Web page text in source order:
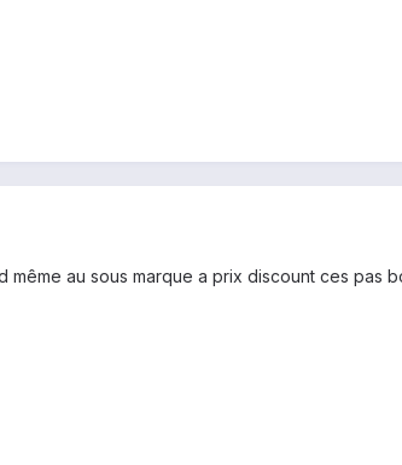
même au sous marque a prix discount ces pas